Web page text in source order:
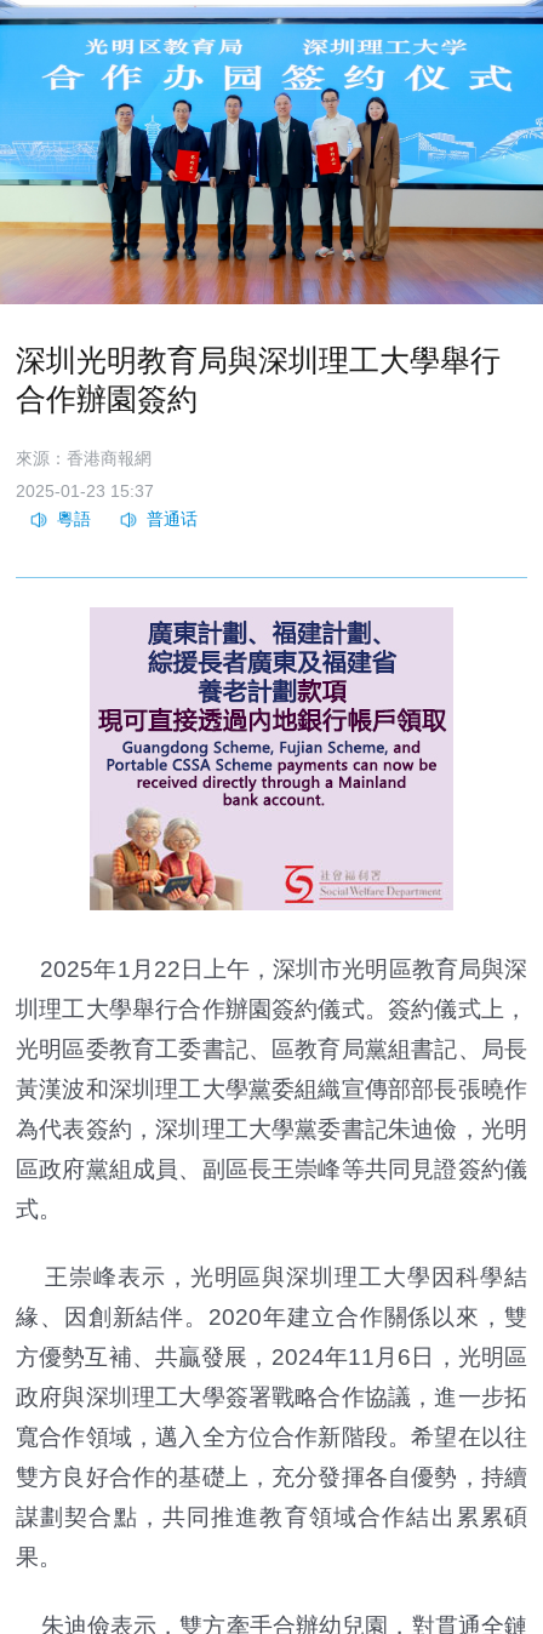
深圳光明教育局與深圳理工大學舉行
合作辦園簽約
來源：香港商報網
2025-01-23 15:37
2025年1月22日上午，深圳市光明區教育局與深
圳理工大學舉行合作辦園簽約儀式。簽約儀式上，
光明區委教育工委書記、區教育局黨組書記、局長
黃漢波和深圳理工大學黨委組織宣傳部部長張曉作
為代表簽約，深圳理工大學黨委書記朱迪儉，光明
區政府黨組成員、副區長王崇峰等共同見證簽約儀
式。
王崇峰表示，光明區與深圳理工大學因科學結
緣、因創新結伴。2020年建立合作關係以來，雙
方優勢互補、共贏發展，2024年11月6日，光明區
政府與深圳理工大學簽署戰略合作協議，進一步拓
寬合作領域，邁入全方位合作新階段。希望在以往
雙方良好合作的基礎上，充分發揮各自優勢，持續
謀劃契合點，共同推進教育領域合作結出累累碩
果。
朱迪儉表示，雙方牽手合辦幼兒園，對貫通全鏈